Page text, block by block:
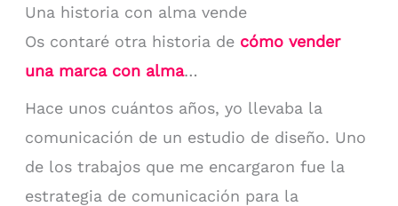
Una historia con alma vende
Os contaré otra historia de cómo vender
una marca con alma…
Hace unos cuántos años, yo llevaba la
comunicación de un estudio de diseño. Uno
de los trabajos que me encargaron fue la
estrategia de comunicación para la